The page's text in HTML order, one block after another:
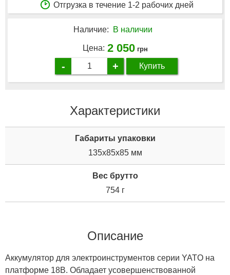
Отгрузка в течение 1-2 рабочих дней
Наличие: В наличии
Цена: 2 050 грн
- + Купить
Характеристики
Габариты упаковки
135x85x85 мм
Вес брутто
754 г
Описание
Аккумулятор для электроинструментов серии YATO на
платформе 18В. Обладает усовершенствованной